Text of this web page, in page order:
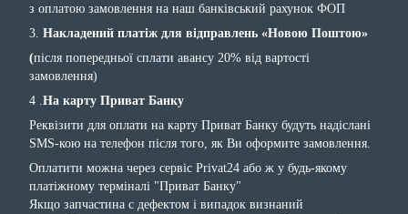
з оплатою замовлення на наш банківський рахунок ФОП
3. Накладений платіж для відправлень «Новою Поштою»
(після попередньої сплати авансу 20% від вартості
замовлення)
4 . На карту Приват Банку
Реквізити для оплати на карту Приват Банку будуть надіслані
SMS-кою на телефон після того, як Ви оформите замовлення.
Оплатити можна через сервіс Privat24 або ж у будь-якому
платіжному терміналі "Приват Банку"
Якщо запчастина с дефектом і випадок визнаний